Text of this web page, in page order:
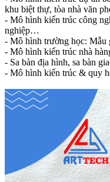
khu biệt thự, tòa nhà văn
- Mô hình kiến trúc công
nghiệp…
- Mô hình trường học:
- Mô hình kiến trúc nhà
- Sa bàn địa hình, sa bàn
- Mô hình kiến trúc & quy